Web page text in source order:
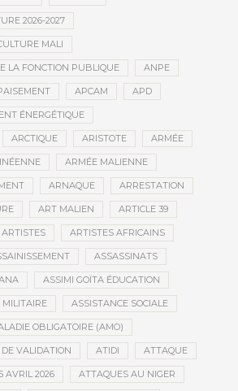
2026-2027
MALI
LA FONCTION PUBLIQUE ANPE
APCAM APD
ÉNERGÉTIQUE
ARCTIQUE ARISTOTE ARMÉE
ARMÉE MALIENNE
ARNAQUE ARRESTATION
ART MALIEN ARTICLE 39
ARTISTES ARTISTES AFRICAINS
ASSASSINATS
ASSIMI GOÏTA ÉDUCATION
MILITAIRE ASSISTANCE SOCIALE
OBLIGATOIRE (AMO)
VALIDATION ATIDI ATTAQUE
AVRIL 2026 ATTAQUES AU NIGER